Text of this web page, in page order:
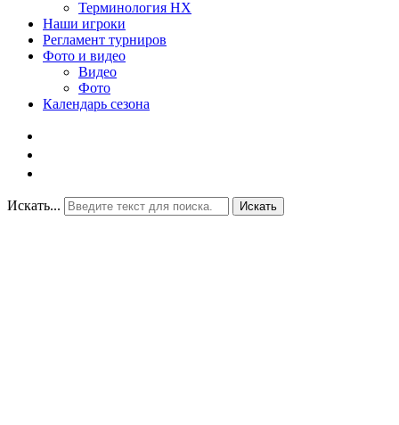
Терминология НХ
Наши игроки
Регламент турниров
Фото и видео
Видео
Фото
Календарь сезона
Искать... Искать